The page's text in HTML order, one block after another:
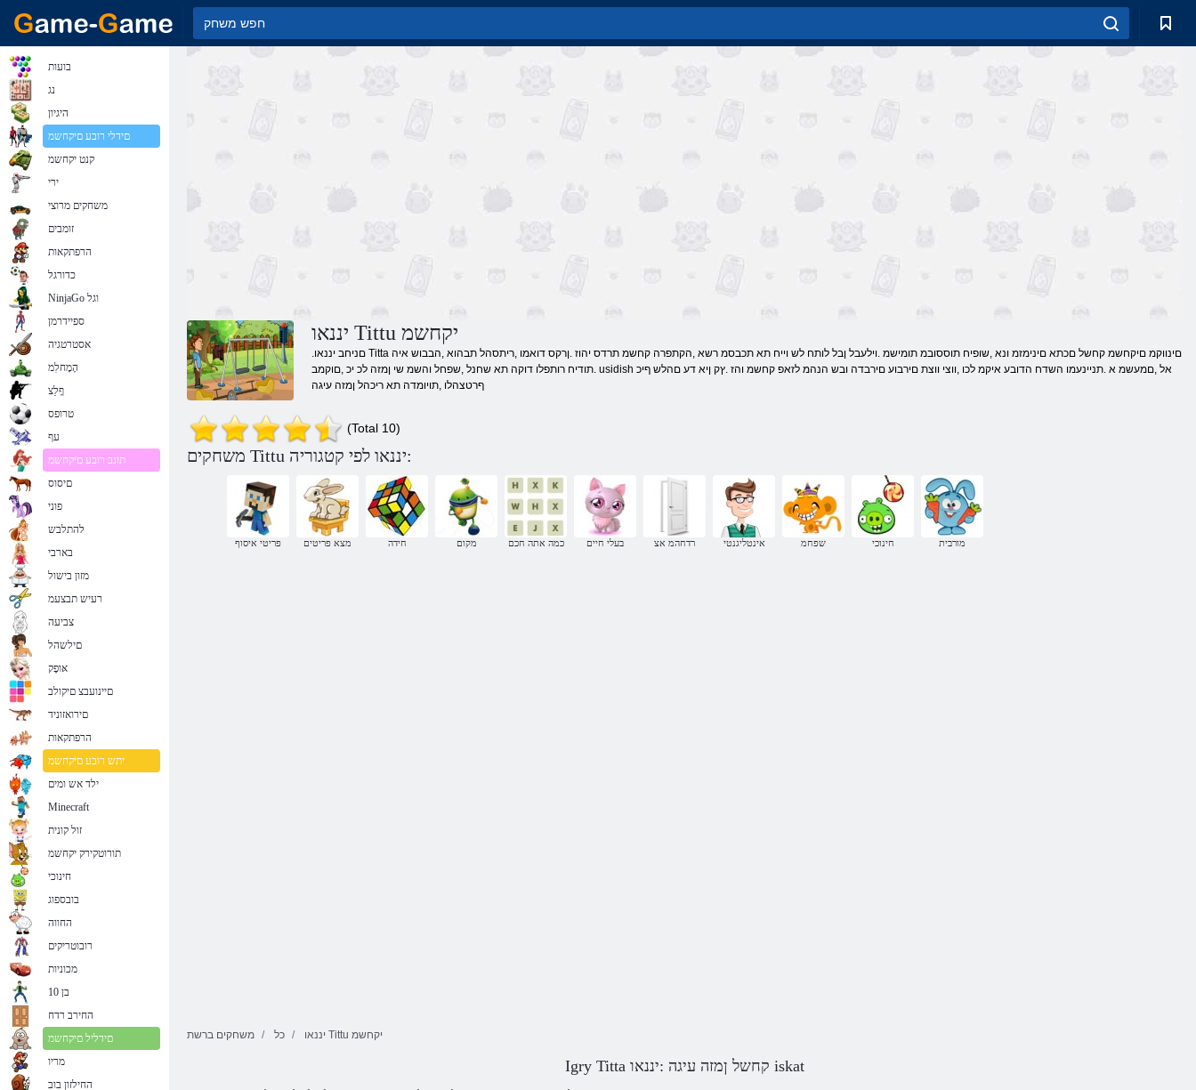
יננאו Tittu יקחשמ
.םניחב יננאו Titta םינווקמ םיקחשמ קחשל םכתא םינימזמ ונא ,שופיח תוססובמ תומישמ .וילעבל ןבל לותח לש וייח תא תכבסמ רשא ,הקתפרה קחשמ תרדס יהוז .ןרקס דואמו ,ריתסהל תבהוא ,הבבוש איה
.תודיח רותפלו דוקה תא שחנל ,שפחל והשמ שי ןמזה לכ יכ ,םוקמב usidish אל ,םמעשמ א .תניינעמו השדח הדובע איקמ לכו ,ווצי ווצת םירבוע םירבדה ובש הנהמ לזאפ קחשמ והז .ץק ןיא דע םהלש ףיכ
ףרטצהלו ,תויומדה תא ריכהל ןמזה עיגה
(Total 10)
משחקים Tittu יננאו לפי קטגוריה:
פריטי איסוף מצא פריטים חידה מקום כמה אתה חכם בעלי חיים רדחהמ אצ אינטליגנטי שפחמ חינוכי מורבית
משחקים ברשת כל יננאו Tittu יקחשמ
Igry Titta קחשל ןמזה עיגה :יננאו iskat
בועות
נג
היגיון
םידלי רובע םיקחשמ
קנט יקחשמ
ירי
משחקים מרוצי
זומבים
הרפתקאות
כדורגל
NinjaGo וגל
ספיידרמן
אסטרטגיה
הָמָחלִמ
ףָלַצ
טרופס
עף
תונב רובע םיקחשמ
םיסוס
פוני
להתלבש
בארבי
מזון בישול
רעיש תבצעמ
צביעה
םילשהל
אּופָק
םיינועבצ םיקולב
םירואזוניד
הרפתקאות
יתש רובע םיקחשמ
ילד אש ומים
Minecraft
זול קונית
תורוטקירק יקחשמ
חינוכי
בובספוג
החווה
רובוטריקים
מכוניות
בן 10
החירב רדח
םידליל םיקחשמ
מריו
החילזון בוב